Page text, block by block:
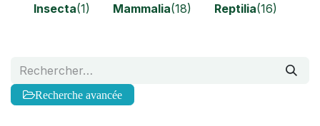
Insecta(1) Mammalia(18) Reptilia(16)
Recherche avancée